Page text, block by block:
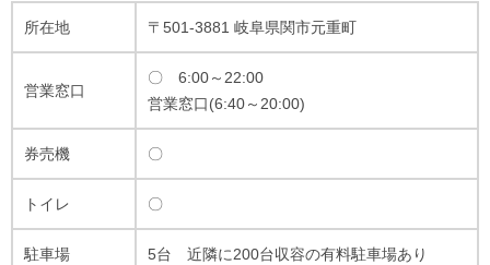
所在地 〒501-3881 岐阜県関市元重町
営業窓口
〇 6:00～22:00
営業窓口(6:40～20:00)
券売機 〇
トイレ 〇
駐車場 5台 近隣に200台収容の有料駐車場あり